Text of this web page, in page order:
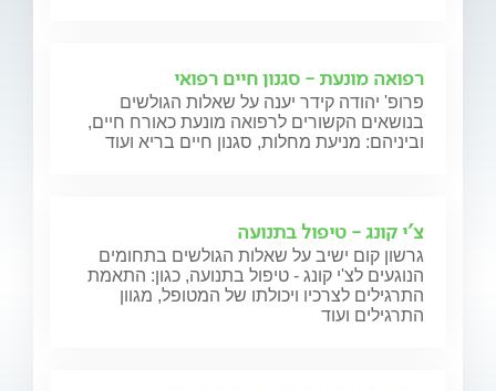
רפואה מונעת - סגנון חיים רפואי
פרופ' יהודה קידר יענה על שאלות הגולשים
בנושאים הקשורים לרפואה מונעת כאורח חיים,
וביניהם: מניעת מחלות, סגנון חיים בריא ועוד
צ'י קונג - טיפול בתנועה
גרשון קום ישיב על שאלות הגולשים בתחומים
הנוגעים לצ'י קונג - טיפול בתנועה, כגון: התאמת
התרגילים לצרכיו ויכולתו של המטופל, מגוון
התרגילים ועוד